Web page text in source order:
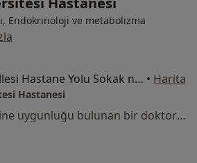
Endokrinoloji ve metabolizma
İçerenköy Mahallesi Hastane Yolu Sokak no:102-104, Ataşehir • Harita
Hastanesi
Bu kurumda online uygunluğu bulunan bir doktor veya uzman bulunamadı